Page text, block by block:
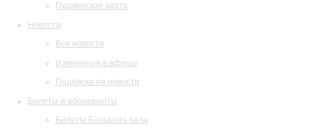
Пушкинская карта
Новости
Все новости
Изменения в афише
Подписка на новости
Билеты и абонементы
Билеты Большого зала